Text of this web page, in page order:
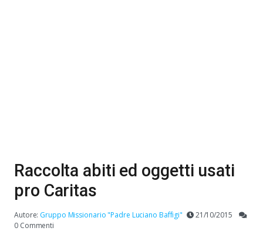
Raccolta abiti ed oggetti usati
pro Caritas
Autore: Gruppo Missionario "Padre Luciano Baffigi"
21/10/2015
0 Commenti